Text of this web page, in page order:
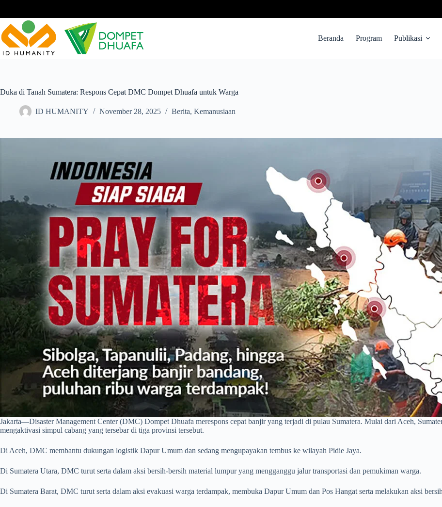
Beranda Program Publikasi
Duka di Tanah Sumatera: Respons Cepat DMC Dompet Dhuafa untuk Warga
ID HUMANITY November 28, 2025 Berita, Kemanusiaan
Jakarta—Disaster Management Center (DMC) Dompet Dhuafa merespons cepat banjir yang terjadi di pulau Sumatera. Mulai dari Aceh,
mengaktivasi simpul cabang yang tersebar di tiga provinsi tersebut.
Di Aceh, DMC membantu dukungan logistik Dapur Umum dan sedang mengupayakan tembus ke wilayah Pidie Jaya.
Di Sumatera Utara, DMC turut serta dalam aksi bersih-bersih material lumpur yang mengganggu jalur transportasi dan pemukiman warga.
Di Sumatera Barat, DMC turut serta dalam aksi evakuasi warga terdampak, membuka Dapur Umum dan Pos Hangat serta melakukan aksi